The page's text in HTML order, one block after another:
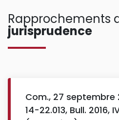
Rapprochements
jurisprudence
Com., 27 septembre
14-22.013, Bull. 2016,